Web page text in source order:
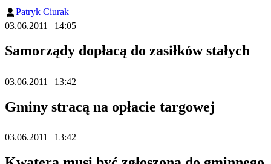
Patryk Ciurak
03.06.2011 | 14:05
Samorządy dopłacą do zasiłków stałych
03.06.2011 | 13:42
Gminy stracą na opłacie targowej
03.06.2011 | 13:42